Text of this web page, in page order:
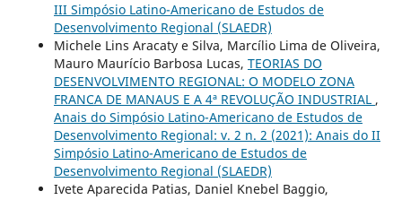
III Simpósio Latino-Americano de Estudos de
Desenvolvimento Regional (SLAEDR)
Michele Lins Aracaty e Silva, Marcílio Lima de Oliveira,
Mauro Maurício Barbosa Lucas, TEORIAS DO
DESENVOLVIMENTO REGIONAL: O MODELO ZONA
FRANCA DE MANAUS E A 4ª REVOLUÇÃO INDUSTRIAL ,
Anais do Simpósio Latino-Americano de Estudos de
Desenvolvimento Regional: v. 2 n. 2 (2021): Anais do II
Simpósio Latino-Americano de Estudos de
Desenvolvimento Regional (SLAEDR)
Ivete Aparecida Patias, Daniel Knebel Baggio,